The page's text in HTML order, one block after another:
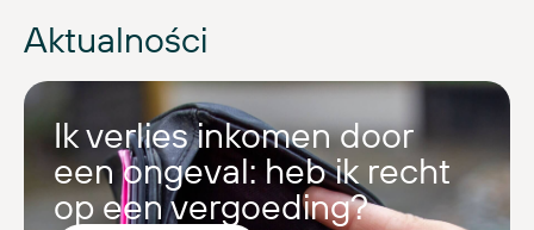
Aktualności
Ik verlies inkomen door
een ongeval: heb ik recht
op een vergoeding?